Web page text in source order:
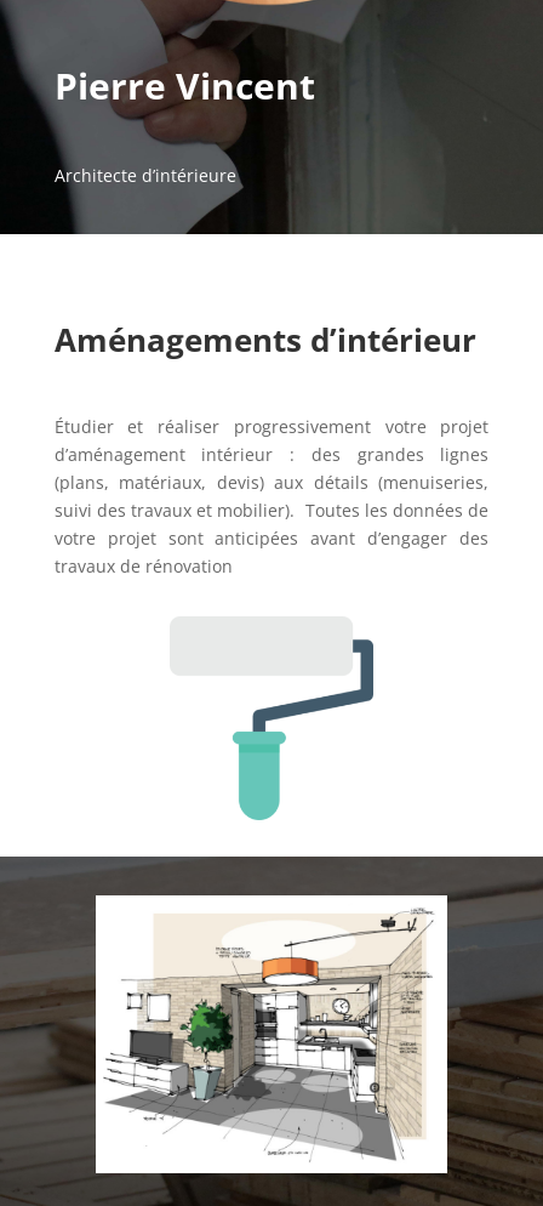
Pierre Vincent
Architecte d’intérieure
Aménagements d’intérieur
Étudier et réaliser progressivement votre projet
d’aménagement intérieur : des grandes lignes
(plans, matériaux, devis) aux détails (menuiseries,
suivi des travaux et mobilier). Toutes les données de
votre projet sont anticipées avant d’engager des
travaux de rénovation